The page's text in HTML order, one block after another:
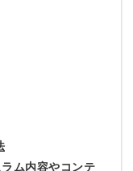
ム内容やコンテ